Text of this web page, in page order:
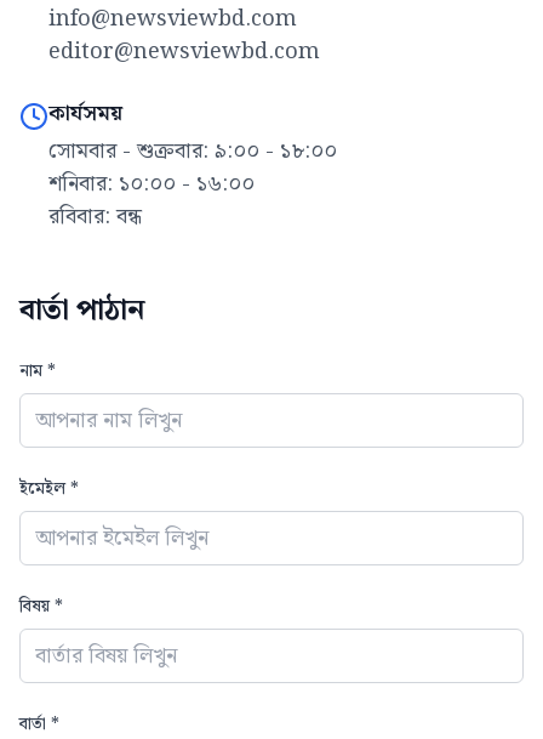
info@newsviewbd.com
editor@newsviewbd.com
কার্যসময়
সোমবার - শুক্রবার: ৯:০০ - ১৮:০০
শনিবার: ১০:০০ - ১৬:০০
রবিবার: বন্ধ
বার্তা পাঠান
নাম *
ইমেইল *
বিষয় *
বার্তা *